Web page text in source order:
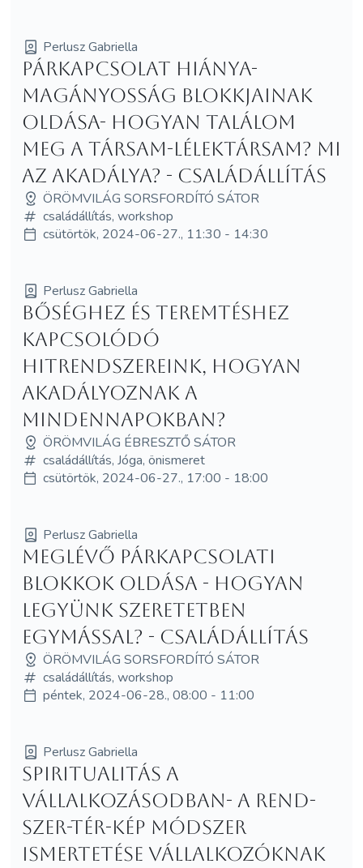
Perlusz Gabriella
Párkapcsolat hiánya-
magányosság blokkjainak
oldása- Hogyan találom
meg a társam-lélektársam? Mi
az akadálya? - családállítás
ÖRÖMVILÁG SORSFORDÍTÓ SÁTOR
családállítás, workshop
csütörtök, 2024-06-27., 11:30 - 14:30
Perlusz Gabriella
Bőséghez és teremtéshez
kapcsolódó
hitrendszereink, hogyan
akadályoznak a
mindennapokban?
ÖRÖMVILÁG ÉBRESZTŐ SÁTOR
családállítás, Jóga, önismeret
csütörtök, 2024-06-27., 17:00 - 18:00
Perlusz Gabriella
Meglévő párkapcsolati
blokkok oldása - Hogyan
legyünk szeretetben
egymással? - családállítás
ÖRÖMVILÁG SORSFORDÍTÓ SÁTOR
családállítás, workshop
péntek, 2024-06-28., 08:00 - 11:00
Perlusz Gabriella
Spiritualitás a
vállalkozásodban- A Rend-
Szer-Tér-Kép módszer
ismertetése vállalkozóknak